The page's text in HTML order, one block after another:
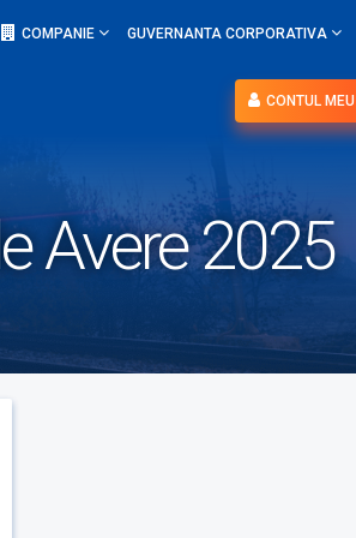
COMPANIE GUVERNANTA CORPORATIVA
CONTUL MEU
Avere 2025